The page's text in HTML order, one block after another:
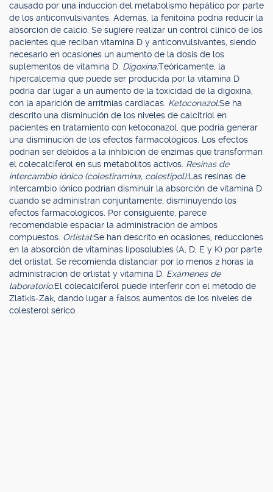
causado por una inducción del metabolismo hepático por parte
de los anticonvulsivantes. Además, la fenitoína podría reducir la
absorción de calcio. Se sugiere realizar un control clínico de los
pacientes que reciban vitamina D y anticonvulsivantes, siendo
necesario en ocasiones un aumento de la dosis de los
suplementos de vitamina D. Digoxina:Teóricamente, la
hipercalcemia que puede ser producida por la vitamina D
podría dar lugar a un aumento de la toxicidad de la digoxina,
con la aparición de arritmias cardíacas. Ketoconazol:Se ha
descrito una disminución de los niveles de calcitriol en
pacientes en tratamiento con ketoconazol, que podría generar
una disminución de los efectos farmacológicos. Los efectos
podrían ser debidos a la inhibición de enzimas que transforman
el colecalciferol en sus metabolitos activos. Resinas de
intercambio iónico (colestiramina, colestipol):Las resinas de
intercambio iónico podrían disminuir la absorción de vitamina D
cuando se administran conjuntamente, disminuyendo los
efectos farmacológicos. Por consiguiente, parece
recomendable espaciar la administración de ambos
compuestos. Orlistat:Se han descrito en ocasiones, reducciones
en la absorción de vitaminas liposolubles (A, D, E y K) por parte
del orlistat. Se recomienda distanciar por lo menos 2 horas la
administración de orlistat y vitamina D. Exámenes de
laboratorio:El colecalciferol puede interferir con el método de
Zlatkis-Zak, dando lugar a falsos aumentos de los niveles de
colesterol sérico.